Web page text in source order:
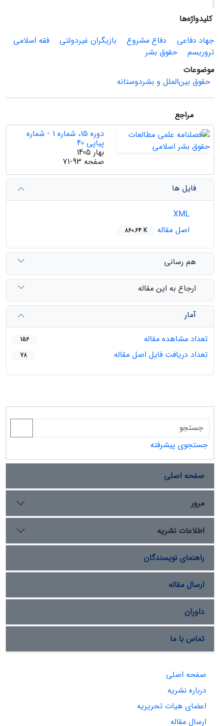
کلیدواژه‌ها
جهاد دفاعی
دفاع مشروع بازیگران غیردولتی
فقه اسلامی
تروریسم
حقوق بشر
موضوعات
حقوق بین‌الملل و بشردوستانه
مراجع
دوره 15، شماره 1 - شماره
پیاپی 40
بهار 1405
صفحه 71-93
فایل ها
اصل مقاله
860.64 K
هم رسانی
ارجاع به این مقاله
آمار
تعداد مشاهده مقاله
156
تعداد دریافت فایل اصل مقاله 78
جستجوی پیشرفته
صفحه اصلی
مرور
اطلاعات نشریه
راهنمای نویسندگان
ارسال مقاله
داوران
تماس با ما
صفحه اصلی
درباره نشریه
اعضای هیات تحریریه
ارسال مقاله